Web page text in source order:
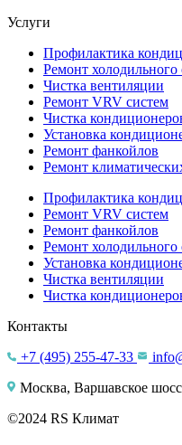
Услуги
Профилактика
Ремонт холодильного
Чистка вентиляции
Ремонт VRV систем
Чистка
Установка
Ремонт фанкойлов
Ремонт
Профилактика
Ремонт VRV систем
Ремонт фанкойлов
Ремонт холодильного
Установка
Чистка вентиляции
Чистка
Контакты
+7 (495) 255-47-33
Москва, Варшавское
©2024 RS Климат